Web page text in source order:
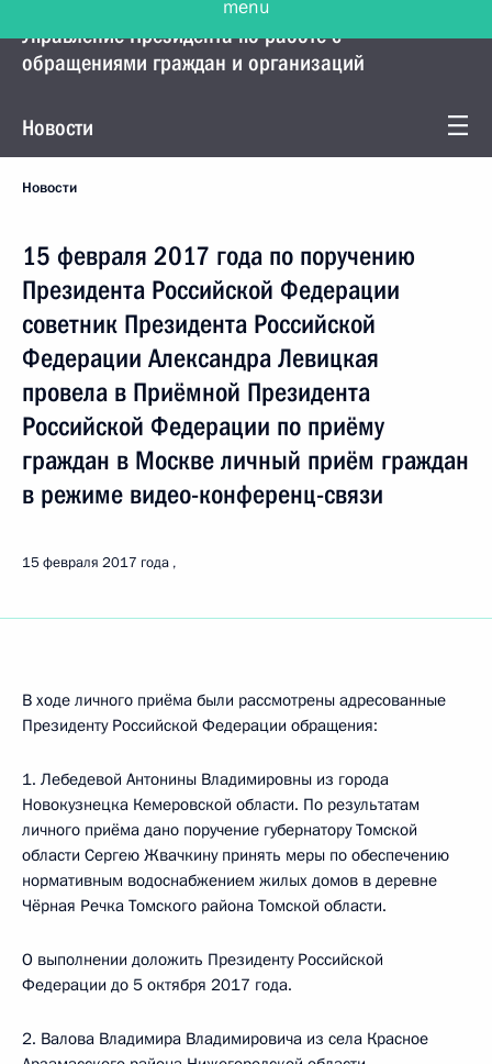
Управление Президента по работе с
обращениями граждан и организаций
Новости
Новости
15 февраля 2017 года по поручению
Президента Российской Федерации
советник Президента Российской
Федерации Александра Левицкая
провела в Приёмной Президента
Российской Федерации по приёму
граждан в Москве личный приём граждан
в режиме видео-конференц-связи
15 февраля 2017 года
В ходе личного приёма были рассмотрены адресованные
Президенту Российской Федерации обращения:
1. Лебедевой Антонины Владимировны из города
Новокузнецка Кемеровской области. По результатам
личного приёма дано поручение губернатору Томской
области Сергею Жвачкину принять меры по обеспечению
нормативным водоснабжением жилых домов в деревне
Чёрная Речка Томского района Томской области.
О выполнении доложить Президенту Российской
Федерации до 5 октября 2017 года.
2. Валова Владимира Владимировича из села Красное